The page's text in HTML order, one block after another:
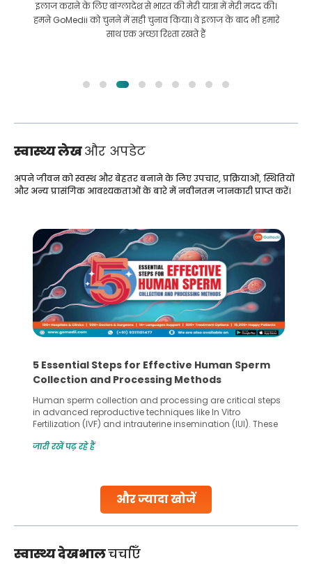
इलाज कराने के लिए बांग्लादेश से भारत की मेरी यात्रा में मेरी मदद की।
हमने GoMedii को चुनने में सही चुनाव किया। वे इलाज के बाद भी हमारे
साथ एक अच्छा रिश्ता रखते हैं
स्वास्थ्य लेखऔर अपडेट
और ज्यादा खोजें
अपने जीवन को स्वस्थ और बेहतर बनाने के लिए उपचार, प्रक्रियाओं, स्थितियों
और अन्य प्रासंगिक आवश्यकताओं के बारे में नवीनतम जानकारी प्राप्त करें।
5 Essential Steps for Effective Human Sperm
Collection and Processing Methods
Human sperm collection and processing are critical steps
in advanced reproductive techniques like In Vitro
Fertilization (IVF) and intrauterine insemination (IUI). These
challenges and help couples achieve their dream of
collected, they process the
जारी रखें पढ़ रहे हैं
स्वास्थ्य देखभालचर्चाएँ